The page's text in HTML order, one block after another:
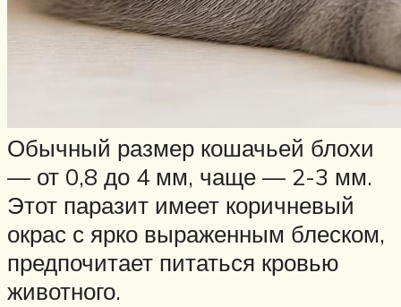
Обычный размер кошачьей блохи
— от 0,8 до 4 мм, чаще — 2-3 мм.
Этот паразит имеет коричневый
окрас с ярко выраженным блеском,
предпочитает питаться кровью
животного.